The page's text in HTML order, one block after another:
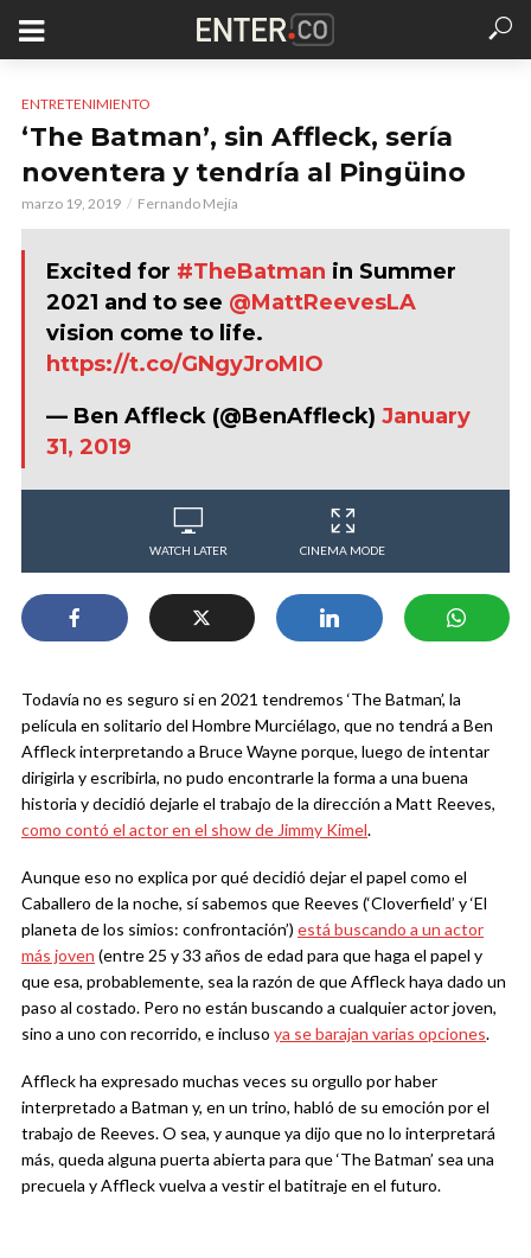
ENTRETENIMIENTO
‘The Batman’, sin Affleck, sería
noventera y tendría al Pingüino
marzo 19, 2019 Fernando Mejía
Excited for #TheBatman in Summer
2021 and to see @MattReevesLA
vision come to life.
https://t.co/GNgyJroMIO
— Ben Affleck (@BenAffleck) January
31, 2019
WATCH LATER CINEMA MODE
Todavía no es seguro si en 2021 tendremos ‘The Batman’, la
película en solitario del Hombre Murciélago, que no tendrá a Ben
Affleck interpretando a Bruce Wayne porque, luego de intentar
dirigirla y escribirla, no pudo encontrarle la forma a una buena
historia y decidió dejarle el trabajo de la dirección a Matt Reeves,
como contó el actor en el show de Jimmy Kimel.
Aunque eso no explica por qué decidió dejar el papel como el
Caballero de la noche, sí sabemos que Reeves (‘Cloverfield’ y ‘El
planeta de los simios: confrontación’) está buscando a un actor
más joven (entre 25 y 33 años de edad para que haga el papel y
que esa, probablemente, sea la razón de que Affleck haya dado un
paso al costado. Pero no están buscando a cualquier actor joven,
sino a uno con recorrido, e incluso ya se barajan varias opciones.
Affleck ha expresado muchas veces su orgullo por haber
interpretado a Batman y, en un trino, habló de su emoción por el
trabajo de Reeves. O sea, y aunque ya dijo que no lo interpretará
más, queda alguna puerta abierta para que ‘The Batman’ sea una
precuela y Affleck vuelva a vestir el batitraje en el futuro.